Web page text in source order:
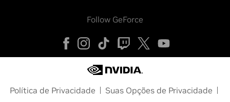
Follow GeForce
Política de Privacidade
Suas Opções de Privacidade